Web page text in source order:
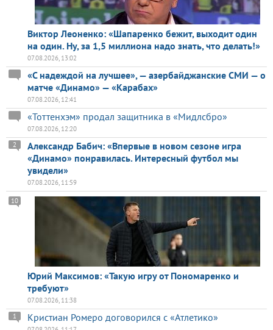
Виктор Леоненко: «Шапаренко бежит, выходит один
на один. Ну, за 1,5 миллиона надо знать, что делать!»
07.08.2026, 13:02
«С надеждой на лучшее», — азербайджанские СМИ — о
матче «Динамо» — «Карабах»
07.08.2026, 12:41
«Тоттенхэм» продал защитника в «Мидлсбро»
07.08.2026, 12:20
Александр Бабич: «Впервые в новом сезоне игра
«Динамо» понравилась. Интересный футбол мы
увидели»
2
07.08.2026, 11:59
Юрий Максимов: «Такую игру от Пономаренко и
требуют»
10
07.08.2026, 11:38
Кристиан Ромеро договорился с «Атлетико»
1